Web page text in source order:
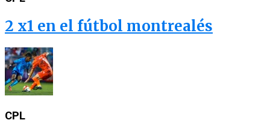
2 x1 en el fútbol montrealés
CPL